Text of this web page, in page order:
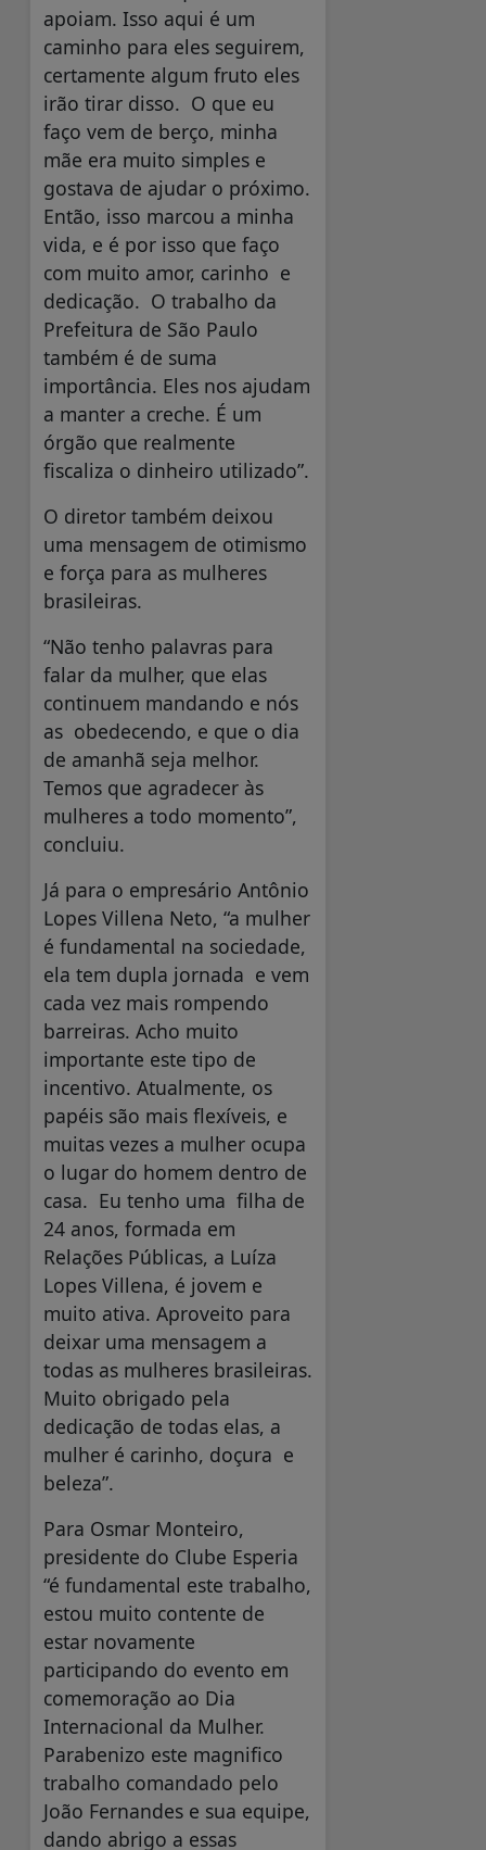
apoiam. Isso aqui é um
caminho para eles seguirem,
certamente algum fruto eles
irão tirar disso. O que eu
faço vem de berço, minha
mãe era muito simples e
gostava de ajudar o próximo.
Então, isso marcou a minha
vida, e é por isso que faço
com muito amor, carinho e
dedicação. O trabalho da
Prefeitura de São Paulo
também é de suma
importância. Eles nos ajudam
a manter a creche. É um
órgão que realmente
fiscaliza o dinheiro utilizado”.
O diretor também deixou
uma mensagem de otimismo
e força para as mulheres
brasileiras.
“Não tenho palavras para
falar da mulher, que elas
continuem mandando e nós
as obedecendo, e que o dia
de amanhã seja melhor.
Temos que agradecer às
mulheres a todo momento”,
concluiu.
Já para o empresário Antônio
Lopes Villena Neto, “a mulher
é fundamental na sociedade,
ela tem dupla jornada e vem
cada vez mais rompendo
barreiras. Acho muito
importante este tipo de
incentivo. Atualmente, os
papéis são mais flexíveis, e
muitas vezes a mulher ocupa
o lugar do homem dentro de
casa. Eu tenho uma filha de
24 anos, formada em
Relações Públicas, a Luíza
Lopes Villena, é jovem e
muito ativa. Aproveito para
deixar uma mensagem a
todas as mulheres brasileiras.
Muito obrigado pela
dedicação de todas elas, a
mulher é carinho, doçura e
beleza”.
Para Osmar Monteiro,
presidente do Clube Esperia
“é fundamental este trabalho,
estou muito contente de
estar novamente
participando do evento em
comemoração ao Dia
Internacional da Mulher.
Parabenizo este magnifico
trabalho comandado pelo
João Fernandes e sua equipe,
dando abrigo a essas